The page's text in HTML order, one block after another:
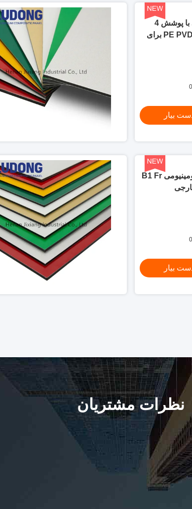
پانل کامپوزیت آلومینیومی با پوشش 4
میلی متری PE PVDF ACP Acm برای
بیار
پانل کامپوزیت ساندویچ آلومینیومی B1 Fr
بیار
نظرات مشتریان